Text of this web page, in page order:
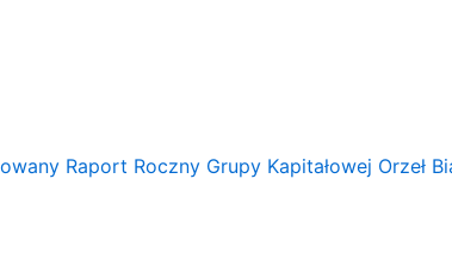
Raport Roczny Grupy Kapitałowej Orzeł